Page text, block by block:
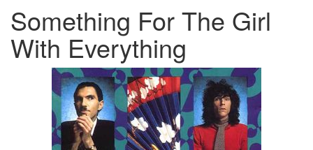
Something For The Girl
With Everything